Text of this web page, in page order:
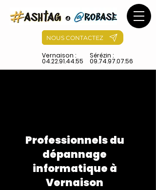
NOUS CONTACTEZ
Vernaison :
04.22.91.44.55
Sérézin :
09.74.97.07.56
Professionnels du
dépannage
informatique à
Vernaison